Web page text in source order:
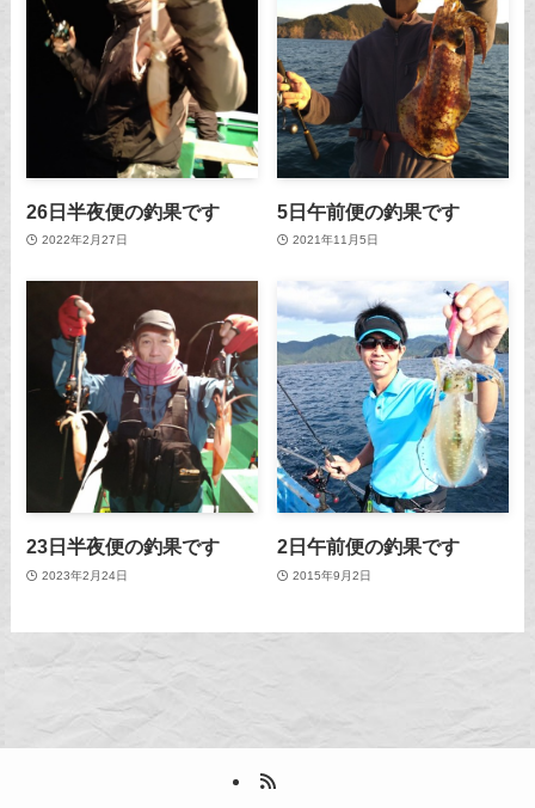
26日半夜便の釣果です
2022年2月27日
5日午前便の釣果です
2021年11月5日
23日半夜便の釣果です
2023年2月24日
2日午前便の釣果です
2015年9月2日